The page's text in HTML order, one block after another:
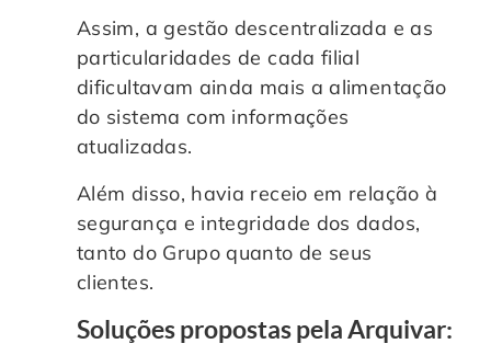
Assim, a gestão descentralizada e as
particularidades de cada filial
dificultavam ainda mais a alimentação
do sistema com informações
atualizadas.
Além disso, havia receio em relação à
segurança e integridade dos dados,
tanto do Grupo quanto de seus
clientes.
Soluções propostas pela Arquivar: